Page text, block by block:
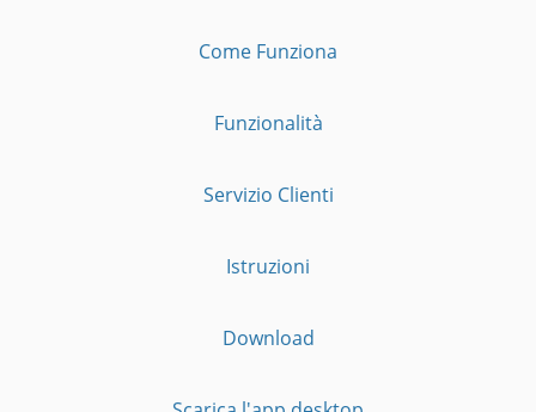
Come Funziona
Funzionalità
Servizio Clienti
Istruzioni
Download